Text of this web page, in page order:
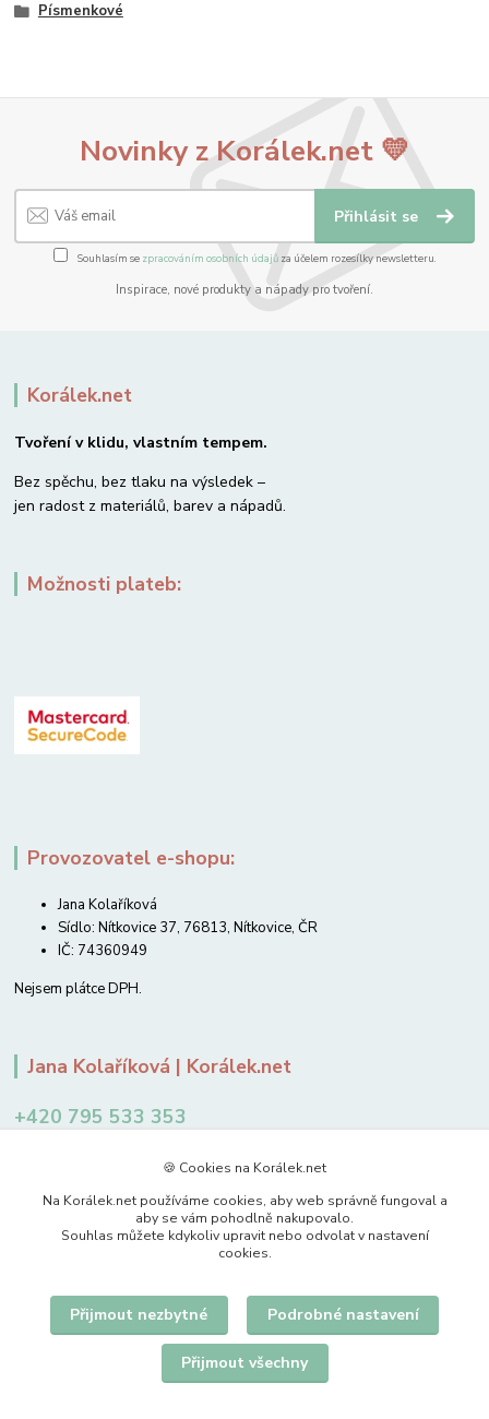
Písmenkové
Novinky z Korálek.net 💛
Přihlásit se
Souhlasím se zpracováním osobních údajůza účelem rozesílky newsletteru.
Inspirace, nové produkty a nápady pro tvoření.
Korálek.net
Tvoření v klidu, vlastním tempem.
Bez spěchu, bez tlaku na výsledek –
jen radost z materiálů, barev a nápadů.
Možnosti plateb:
Provozovatel e-shopu:
Jana Kolaříková
Sídlo: Nítkovice 37, 76813, Nítkovice, ČR
IČ: 74360949
Nejsem plátce DPH.
Jana Kolaříková | Korálek.net
+420 795 533 353
Upravit sběr cookies.
🍪 Cookies na Korálek.net
Na Korálek.net používáme cookies, aby web správně fungoval a
aby se vám pohodlně nakupovalo.
Souhlas můžete kdykoliv upravit nebo odvolat v nastavení
cookies.
Přijmout nezbytné Podrobné nastavení
Přijmout všechny